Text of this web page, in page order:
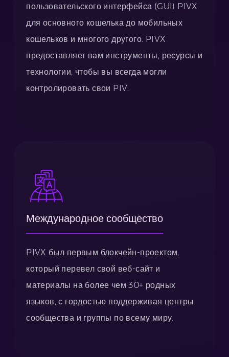
пользовательского интерфейса (GUI) PIVX
для основного кошелька до мобильных
кошельков и многого другого. PIVX
предоставляет вам инструменты, ресурсы и
технологии, чтобы вы всегда могли
контролировать свои PIV.
Международное сообщество
PIVX был первым блокчейн-проектом,
который перевел свой веб-сайт и
материалы на более чем 30+ родных
языков, с гордостью поддерживая центры
сообщества и группы по всему миру.